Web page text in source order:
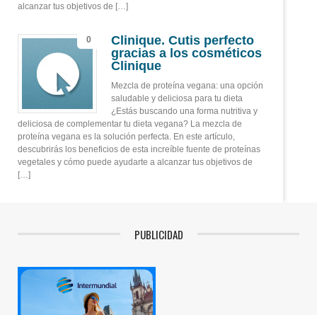
alcanzar tus objetivos de […]
0
Clinique. Cutis perfecto
gracias a los cosméticos
Clinique
Mezcla de proteína vegana: una opción
saludable y deliciosa para tu dieta
¿Estás buscando una forma nutritiva y
deliciosa de complementar tu dieta vegana? La mezcla de
proteína vegana es la solución perfecta. En este artículo,
descubrirás los beneficios de esta increíble fuente de proteínas
vegetales y cómo puede ayudarte a alcanzar tus objetivos de
[…]
PUBLICIDAD